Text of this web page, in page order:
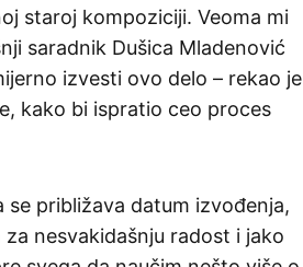
staroj kompoziciji. Veoma mi
saradnik Dušica Mladenović
izvesti ovo delo – rekao je
kako bi ispratio ceo proces
se približava datum izvođenja,
nesvakidašnju radost i jako